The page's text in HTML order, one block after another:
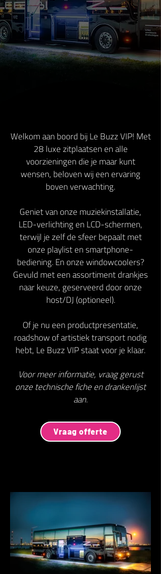
Welkom aan boord bij Le Buzz VIP! Met
28 luxe zitplaatsen en alle
voorzieningen die je maar kunt
wensen, beloven wij een ervaring
boven verwachting.
Geniet van onze muziekinstallatie,
LED-verlichting en LCD-schermen,
terwijl je zelf de sfeer bepaalt met
onze playlist en smartphone-
bediening. En onze windowcoolers?
Gevuld met een assortiment drankjes
naar keuze, geserveerd door onze
host/DJ (optioneel).
Of je nu een productpresentatie,
roadshow of artistiek transport nodig
hebt, Le Buzz VIP staat voor je klaar.
Voor meer informatie, vraag gerust
onze technische fiche en drankenlijst
aan.
Vraag offerte